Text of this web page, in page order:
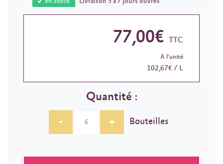
77,00€ TTC
À l'unité
102,67€ / L
Quantité :
-
+ Bouteilles